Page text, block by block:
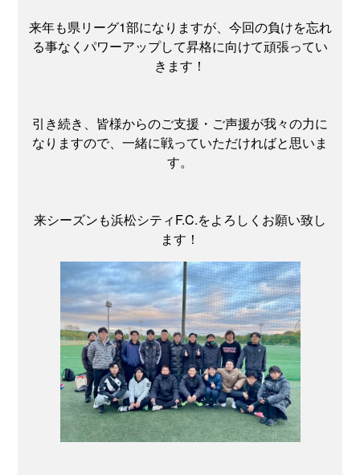
来年も県リーグ1部になりますが、今回の負けを忘れ
る事なくパワーアップして昇格に向けて頑張ってい
きます！
引き続き、皆様からのご支援・ご声援が我々の力に
なりますので、一緒に戦っていただければと思いま
す。
来シーズンも浜松シティF.C.をよろしくお願い致し
ます！